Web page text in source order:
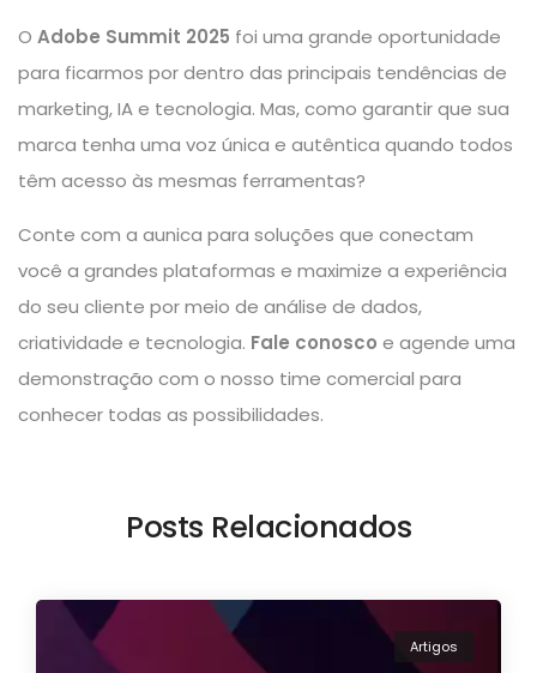
O Adobe Summit 2025 foi uma grande oportunidade
para ficarmos por dentro das principais tendências de
marketing, IA e tecnologia. Mas, como garantir que sua
marca tenha uma voz única e autêntica quando todos
têm acesso às mesmas ferramentas?
Conte com a aunica para soluções que conectam
você a grandes plataformas e maximize a experiência
do seu cliente por meio de análise de dados,
criatividade e tecnologia. Fale conosco e agende uma
demonstração com o nosso time comercial para
conhecer todas as possibilidades.
Posts Relacionados
Artigos